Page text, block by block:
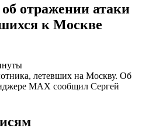
отражении атаки
к Москве
летевших на Москву. Об
MAX сообщил Сергей